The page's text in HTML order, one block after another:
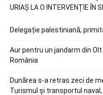
URIAȘ LA O INTERVENȚIE ÎN
Delegație palestiniană,
Aur pentru un jandarm din Olt
România
Dunărea s-a retras zeci de
Turismul și transportul